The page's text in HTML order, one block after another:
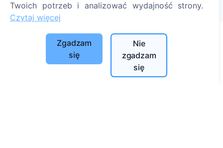
1393
Informacje
O CEMETY
Twoich potrzeb i analizować wydajność strony.
Czytaj więcej
Zgadzam
się
Nie
zgadzam
się